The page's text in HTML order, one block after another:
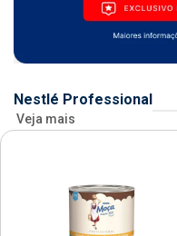
Nestlé Professional
Veja mais